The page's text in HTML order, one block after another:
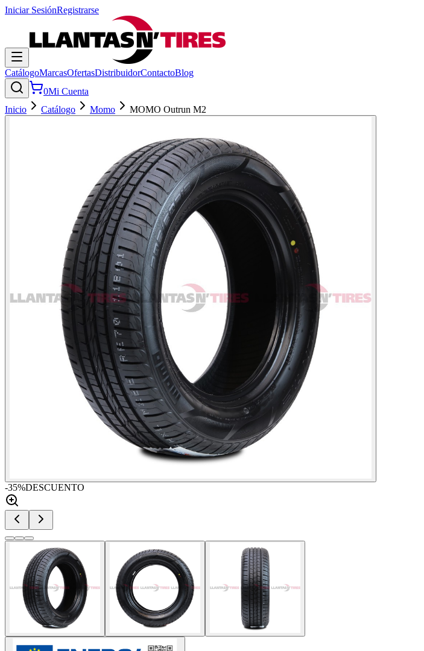
Iniciar SesiónRegistrarse
CatálogoMarcasOfertasDistribuidorContactoBlog
0Mi Cuenta
Inicio
Catálogo Momo MOMO Outrun M2
-35%DESCUENTO